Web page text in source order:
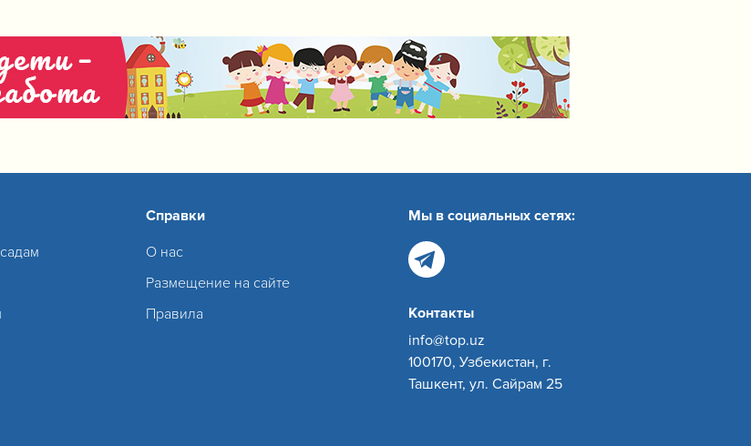
Справки
О нас
Размещение на сайте
Правила
Мы в социальных сетях:
Контакты
info@top.uz
100170, Узбекистан, г.
Ташкент, ул. Сайрам 25